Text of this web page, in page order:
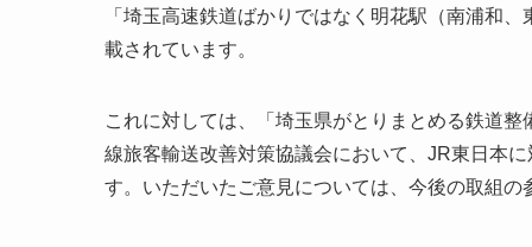
「埼玉高速鉄道ばかりではなく明花駅（南浦和
載されています。
これに対しては、「埼玉県がとりまとめる鉄道
線旅客輸送改善対策協議会において、JR東日本
す。いただいたご意見については、今後の取組